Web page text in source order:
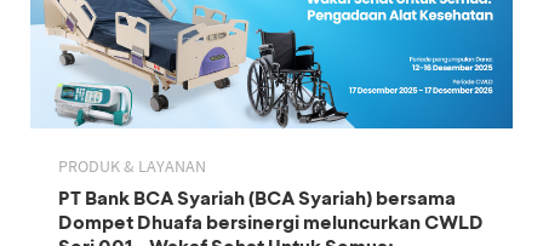
PRODUK & LAYANAN
PT Bank BCA Syariah (BCA Syariah) bersama
Dompet Dhuafa bersinergi meluncurkan CWLD